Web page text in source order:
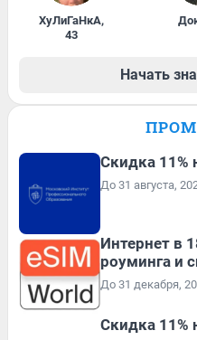
ХуЛиГаНкА,
43
Начать
Скидка 11%
До 31 августа,
Интернет в
роуминга и
До 31 декабря,
Скидка 11%